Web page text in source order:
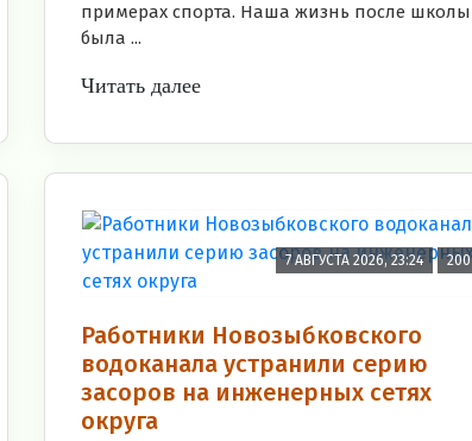
примерах спорта. Наша жизнь после школы
была ...
Читать далее
7 АВГУСТА 2026, 23:24 200
Работники Новозыбковского
водоканала устранили серию
засоров на инженерных сетях
округа